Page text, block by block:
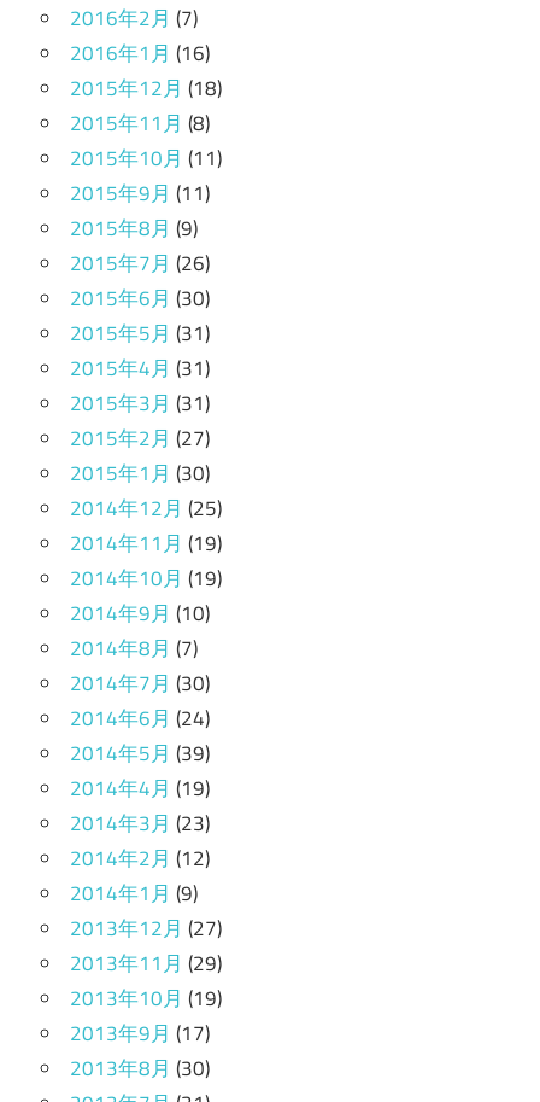
2016年2月 (7)
2016年1月 (16)
2015年12月 (18)
2015年11月 (8)
2015年10月 (11)
2015年9月 (11)
2015年8月 (9)
2015年7月 (26)
2015年6月 (30)
2015年5月 (31)
2015年4月 (31)
2015年3月 (31)
2015年2月 (27)
2015年1月 (30)
2014年12月 (25)
2014年11月 (19)
2014年10月 (19)
2014年9月 (10)
2014年8月 (7)
2014年7月 (30)
2014年6月 (24)
2014年5月 (39)
2014年4月 (19)
2014年3月 (23)
2014年2月 (12)
2014年1月 (9)
2013年12月 (27)
2013年11月 (29)
2013年10月 (19)
2013年9月 (17)
2013年8月 (30)